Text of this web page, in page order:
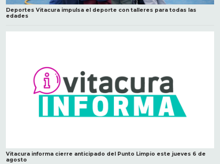
Deportes Vitacura impulsa el deporte con talleres para todas las
edades
Vitacura informa cierre anticipado del Punto Limpio este jueves 6 de
agosto